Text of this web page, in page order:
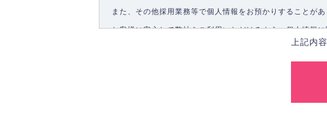
また、その他採用業務等で個人情報をお預かりすることがあ
お客様に安心して弊社をご利用いただけるよう、個人情報
弊社は、お客様に対して偽りや不正な方法を取ることなく
上記内